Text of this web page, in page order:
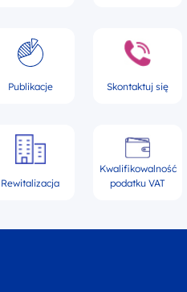
Publikacje Skontaktuj się
Rewitalizacja
Kwalifikowalność
podatku VAT